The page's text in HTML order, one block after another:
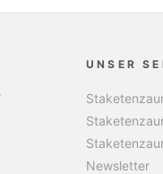
UNSER
Newsletter